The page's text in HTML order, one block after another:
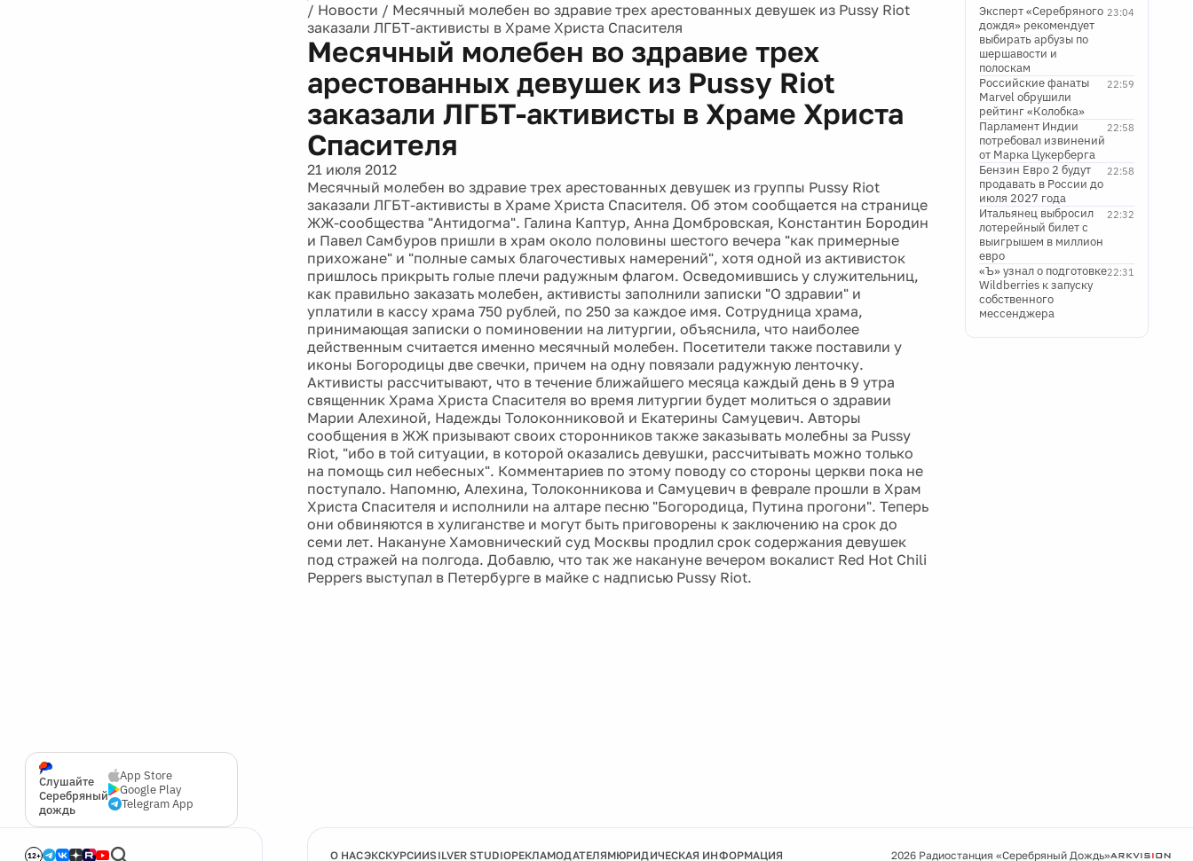
Слушайте
Серебряный
дождь
App Store
Google Play
Telegram App
12+
/ Новости / Месячный молебен во здравие трех арестованных девушек из Pussy Riot
заказали ЛГБТ-активисты в Храме Христа Спасителя
Месячный молебен во здравие трех
арестованных девушек из Pussy Riot
заказали ЛГБТ-активисты в Храме Христа
Спасителя
21 июля 2012
Месячный молебен во здравие трех арестованных девушек из группы Pussy Riot
заказали ЛГБТ-активисты в Храме Христа Спасителя. Об этом сообщается на странице
ЖЖ-сообщества "Антидогма". Галина Каптур, Анна Домбровская, Константин Бородин
и Павел Самбуров пришли в храм около половины шестого вечера "как примерные
прихожане" и "полные самых благочестивых намерений", хотя одной из активисток
пришлось прикрыть голые плечи радужным флагом. Осведомившись у служительниц,
как правильно заказать молебен, активисты заполнили записки "О здравии" и
уплатили в кассу храма 750 рублей, по 250 за каждое имя. Сотрудница храма,
принимающая записки о поминовении на литургии, объяснила, что наиболее
действенным считается именно месячный молебен. Посетители также поставили у
иконы Богородицы две свечки, причем на одну повязали радужную ленточку.
Активисты рассчитывают, что в течение ближайшего месяца каждый день в 9 утра
священник Храма Христа Спасителя во время литургии будет молиться о здравии
Марии Алехиной, Надежды Толоконниковой и Екатерины Самуцевич. Авторы
сообщения в ЖЖ призывают своих сторонников также заказывать молебны за Pussy
Riot, "ибо в той ситуации, в которой оказались девушки, рассчитывать можно только
на помощь сил небесных". Комментариев по этому поводу со стороны церкви пока не
поступало. Напомню, Алехина, Толоконникова и Самуцевич в феврале прошли в Храм
Христа Спасителя и исполнили на алтаре песню "Богородица, Путина прогони". Теперь
они обвиняются в хулиганстве и могут быть приговорены к заключению на срок до
семи лет. Накануне Хамовнический суд Москвы продлил срок содержания девушек
под стражей на полгода. Добавлю, что так же накануне вечером вокалист Red Hot Chili
Peppers выступал в Петербурге в майке с надписью Pussy Riot.
23:04
Эксперт «Серебряного
дождя» рекомендует
выбирать арбузы по
шершавости и
полоскам
22:59
Российские фанаты
Marvel обрушили
рейтинг «Колобка»
22:58
Парламент Индии
потребовал извинений
от Марка Цукерберга
22:58
Бензин Евро 2 будут
продавать в России до
июля 2027 года
22:32
Итальянец выбросил
лотерейный билет с
выигрышем в миллион
евро
22:31
«Ъ» узнал о подготовке
Wildberries к запуску
собственного
мессенджера
О НАСЭКСКУРСИИSILVER STUDIOРЕКЛАМОДАТЕЛЯМЮРИДИЧЕСКАЯ ИНФОРМАЦИЯ 2026 Радиостанция «Серебряный Дождь»